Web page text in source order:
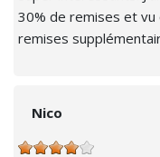
30% de remises et vu
remises
Nico